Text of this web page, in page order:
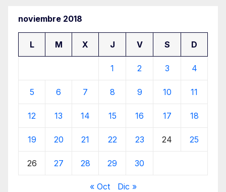
noviembre 2018
L M X J V S D
1 2 3 4
5 6 7 8 9 10 11
12 13 14 15 16 17 18
19 20 21 22 23 24 25
26 27 28 29 30
« Oct Dic »